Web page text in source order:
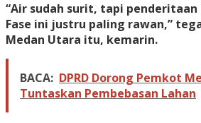
“Air sudah surit, tapi
Fase ini justru paling rawan,”
Medan Utara itu, kemarin.
BACA: DPRD Dorong Pemkot
Tuntaskan Pembebasan Lahan